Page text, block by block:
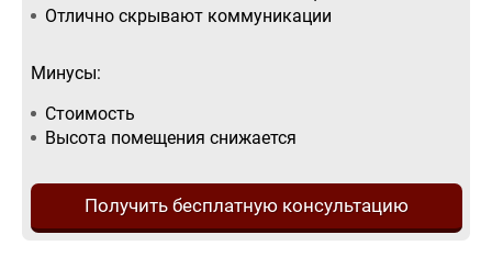
Отлично скрывают коммуникации
Минусы:
Стоимость
Высота помещения снижается
Получить бесплатную консультацию